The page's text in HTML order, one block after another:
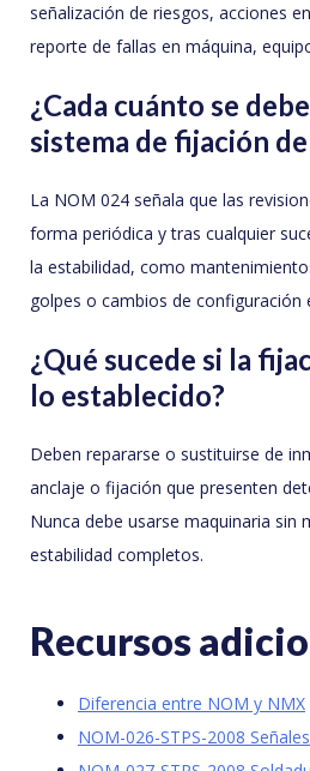
señalización de riesgos, acciones
reporte de fallas en máquina,
¿Cada cuánto se
sistema de fijación
La NOM 024 señala que las
forma periódica y tras cualquier
la estabilidad, como
golpes o cambios de configuración
¿Qué sucede si la
lo establecido?
Deben repararse o sustituirse de
anclaje o fijación que presenten
Nunca debe usarse maquinaria sin
estabilidad completos.
Recursos
Diferencia entre NOM y NMX
NOM-026-STPS-2008